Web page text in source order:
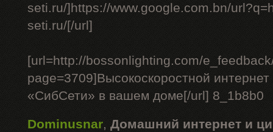
seti.ru/]https://www.google.com.bn/
seti.ru/[/url]
[url=http://bossonlighting.com/
page=3709]Высокоскоростной
«СибСети» в вашем доме[/url] 8_1b8b0
Dominusnar, Домашний интернет и ци